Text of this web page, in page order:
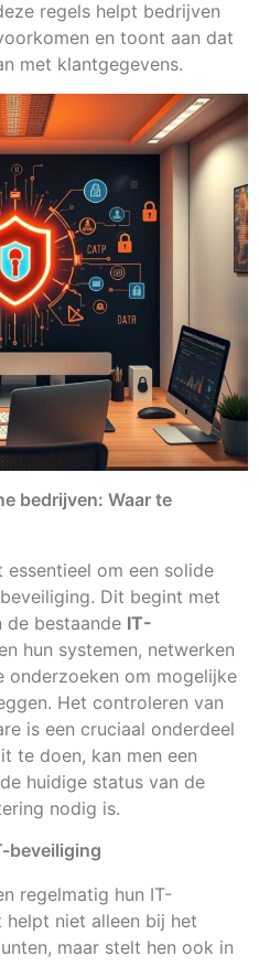
regels helpt bedrijven
en toont aan dat
met klantgegevens.
bedrijven: Waar te
om een solide
Dit begint met
de bestaande IT-
hun systemen, netwerken
onderzoeken om mogelijke
Het controleren van
is een cruciaal onderdeel
te doen, kan men een
huidige status van de
nodig is.
beveiliging
regelmatig hun IT-
niet alleen bij het
maar stelt hen ook in